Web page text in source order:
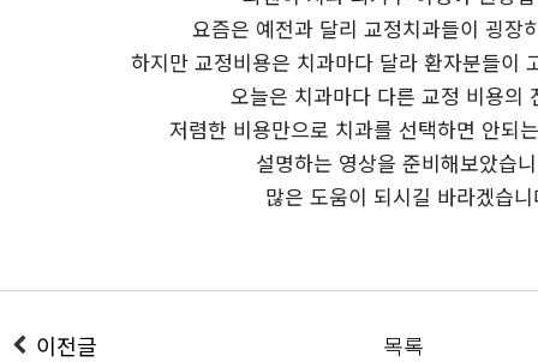
요즘은 예전과 달리 교정치과들이 굉장
하지만 교정비용은 치과마다 달라 환자분들이
오늘은 치과마다 다른 교정 비용의
저렴한 비용만으로 치과를 선택하면 안되
설명하는 영상을 준비해보았습
많은 도움이 되시길 바라겠습니
이전글 목록